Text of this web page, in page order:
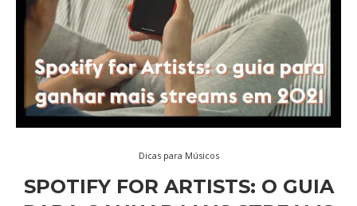
Dicas para Músicos
SPOTIFY FOR ARTISTS: O GUIA